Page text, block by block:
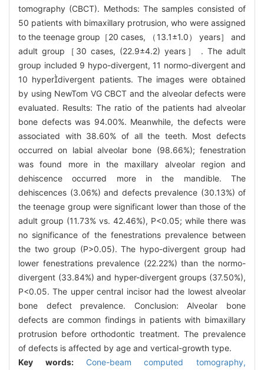
tomography (CBCT). Methods: The samples consisted of
50 patients with bimaxillary protrusion, who were assigned
to the teenage group［20 cases, （13.1±1.0） years］ and
adult group［30 cases, (22.9±4.2) years］ . The adult
group included 9 hypo-divergent, 11 normo-divergent and
10 hyperdivergent patients. The images were obtained
by using NewTom VG CBCT and the alveolar defects were
evaluated. Results: The ratio of the patients had alveolar
bone defects was 94.00%. Meanwhile, the defects were
associated with 38.60% of all the teeth. Most defects
occurred on labial alveolar bone (98.66%); fenestration
was found more in the maxillary alveolar region and
dehiscence occurred more in the mandible. The
dehiscences (3.06%) and defects prevalence (30.13%) of
the teenage group were significant lower than those of the
adult group (11.73% vs. 42.46%), P<0.05; while there was
no significance of the fenestrations prevalence between
the two group (P>0.05). The hypo-divergent group had
lower fenestrations prevalence (22.22%) than the normo-
divergent (33.84%) and hyper-divergent groups (37.50%),
P<0.05. The upper central incisor had the lowest alveolar
bone defect prevalence. Conclusion: Alveolar bone
defects are common findings in patients with bimaxillary
protrusion before orthodontic treatment. The prevalence
of defects is affected by age and vertical-growth type.
Key words: Cone-beam computed tomography,